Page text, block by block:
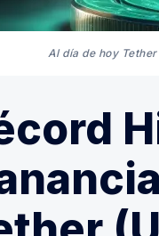
Al día de hoy